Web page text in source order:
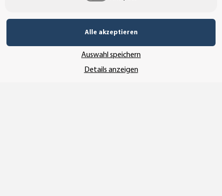
UNSERE ZAHLUNGSARTEN*
Alle akzeptieren
Auswahl speichern
Details anzeigen